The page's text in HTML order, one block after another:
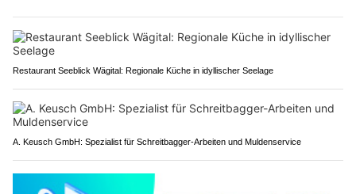
Restaurant Seeblick Wägital: Regionale Küche in idyllischer Seelage
A. Keusch GmbH: Spezialist für Schreitbagger-Arbeiten und Muldenservice